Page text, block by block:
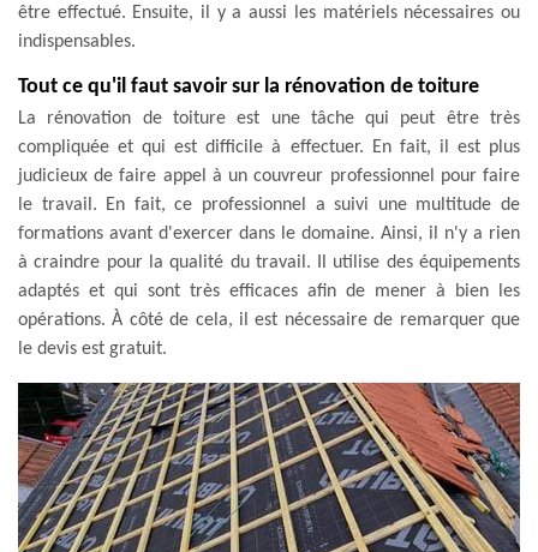
être effectué. Ensuite, il y a aussi les matériels nécessaires ou
indispensables.
Tout ce qu'il faut savoir sur la rénovation de toiture
La rénovation de toiture est une tâche qui peut être très
compliquée et qui est difficile à effectuer. En fait, il est plus
judicieux de faire appel à un couvreur professionnel pour faire
le travail. En fait, ce professionnel a suivi une multitude de
formations avant d'exercer dans le domaine. Ainsi, il n'y a rien
à craindre pour la qualité du travail. Il utilise des équipements
adaptés et qui sont très efficaces afin de mener à bien les
opérations. À côté de cela, il est nécessaire de remarquer que
le devis est gratuit.